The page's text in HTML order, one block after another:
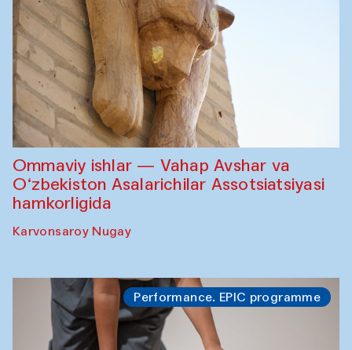
Ommaviy ishlar — Vahap Avshar va
O‘zbekiston Asalarichilar Assotsiatsiyasi
hamkorligida
Karvonsaroy Nugay
Performance. EPIC programme